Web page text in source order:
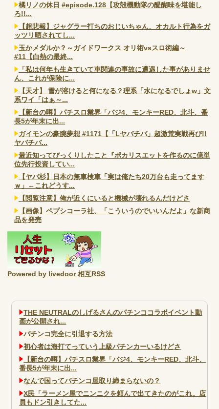
橘リノの休日 #episode.128【攻殻機動隊の醍醐味を堪能し
ろ!!...
【超悲報】ジャグラー打ちのおじいちゃん、オカルト行為をガ
ッツリ晒されてし...
玉かメダルか？～ガイドワークス オリ術vsスロ術編～
#11【白熱の最終...
「私は何年も生きていて車関連の事故に遭遇した事がありませ
ん、これが保険に...
【天才】 雪が溶けると何になる？理系「水になるでしょw」文
系ワイ「はぁ～...
【新台の噂】パチスロ業界「バジ4、モンキーRED、北斗、番
長5が年末に出...
ガイモンの豪腕夢想 #1171【「Lヤバチバ」超激荒実戦再び!!
ヤバチバ...
最近知ってびっくりしたこと『ポカリスエットを作るのに億単
位先行投資してい...
【ヤバ杉】日本の無車検車「実は俺たち20万台も走ってます
ｗ」←これどうす...
【閲覧注意】俺が近くにいると機械が壊れるんだけどさ
【画像】ペプシコーラ社、「こういうのでいいんだよ」な新商
品を発売
Powered by livedoor 相互RSS
THE NEUTRALのしげるさんのパチンココラボイベント動
画が公開され...
パチンコ完全に引退する方法
初心者は海打てっていう上級パチンカーいるけどさ
【新台の噂】パチスロ業界「バジ4、モンキーRED、北斗、
番長5が年末に出...
なんで国ってパチンコ屋取り締まらないの？
X民「ラーメン屋でニンニクを頼んで出てきたのがこれ。店
員もドン引きしてた...